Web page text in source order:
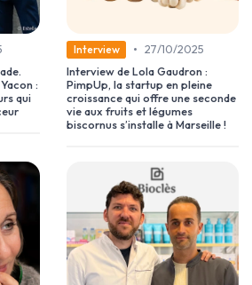
:
qui
Interview • 27/10/2025
Interview de Lola Gaudron :
PimpUp, la startup en pleine
croissance qui offre une seconde
vie aux fruits et légumes
biscornus s’installe à Marseille !